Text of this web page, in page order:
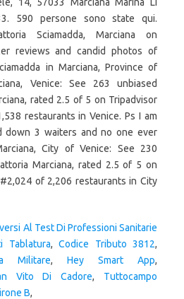
Al Test Di Professioni Sanitarie
Tablatura, Codice Tributo 3812,
Militare, Hey Smart App,
Vito Di Cadore, Tuttocampo
B,